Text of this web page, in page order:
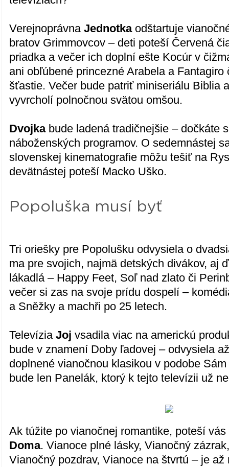
VerejnoprávnaJednotka odštartuje
bratov Grimmovcov – deti poteší Červená
priadka a večer ich doplní ešte Kocúr v
ani obľúbené princezné Arabela a Fantagiro
šťastie. Večer bude patriť miniseriálu Biblia
vyvrcholí polnočnou svätou omšou.
Dvojka bude ladená tradičnejšie – dočkáte
náboženských programov. O sedemnástej
slovenskej kinematografie môžu tešiť na
devätnástej poteší Macko Uško.
Popoluška musí byť
Tri oriešky pre Popolušku odvysiela o
ma pre svojich, najmä detských divákov, aj
lákadlá – Happy Feet, Soľ nad zlato či
večer si zas na svoje prídu dospelí –
a Sněžky a machři po 25 letech.
TelevíziaJojvsadila viac na americkú
bude v znamení Doby ľadovej – odvysiela
doplnené vianočnou klasikou v podobe
bude len Panelák, ktorý k tejto televízii už
Ak túžite po vianočnej romantike, poteší
Doma. Vianoce plné lásky, Vianočný
Vianočný pozdrav, Vianoce na štvrtú – je